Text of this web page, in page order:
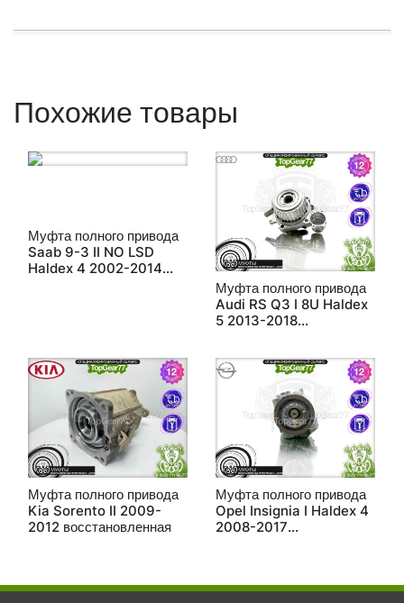
Похожие товары
Муфта полного привода
Saab 9-3 II NO LSD
Haldex 4 2002-2014
Муфта полного привода
Audi RS Q3 I 8U Haldex
5 2013-2018
Муфта полного привода
Kia Sorento II 2009-
2012 восстановленная
Муфта полного привода
Opel Insignia I Haldex 4
2008-2017